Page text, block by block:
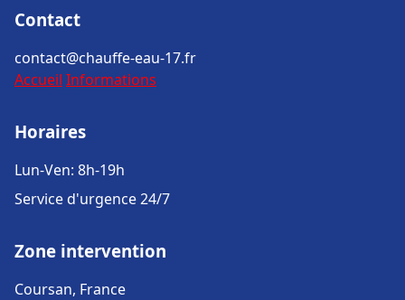
Contact
contact@chauffe-eau-17.fr
Accueil Informations
Horaires
Lun-Ven: 8h-19h
Service d'urgence 24/7
Zone intervention
Coursan, France